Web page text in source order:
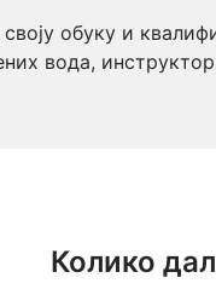
обуку и
вода,
Колико